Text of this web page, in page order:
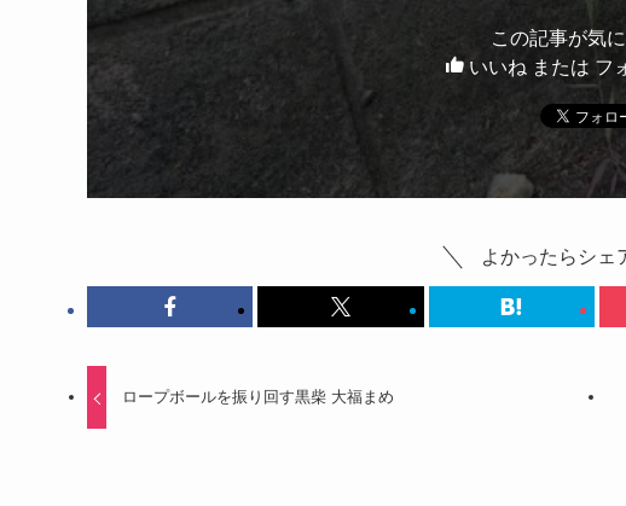
この記事が気
いいね または フ
よかったらシェ
ロープボールを振り回す黒柴 大福まめ